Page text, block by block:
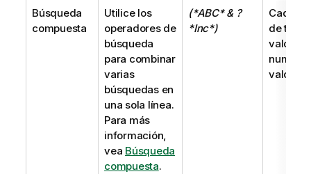
Búsqueda
compuesta
Utilice los
operadores de
búsqueda
para combinar
varias
búsquedas en
una sola línea.
Para más
información,
vea Búsqueda
compuesta.
(*ABC* & ?
*Inc*)
Cadena
de
valor
valor